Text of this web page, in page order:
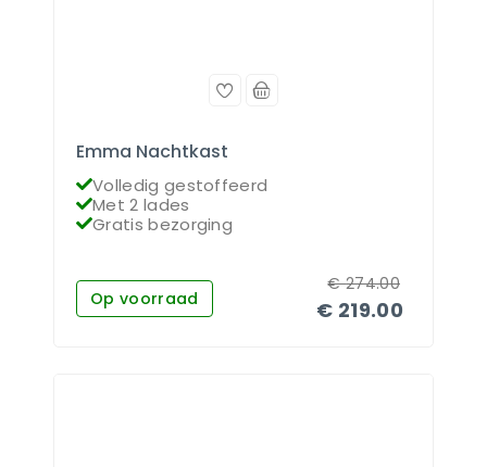
Emma Nachtkast
Volledig gestoffeerd
Met 2 lades
Gratis bezorging
Op voorraad € 219.00
€274.00